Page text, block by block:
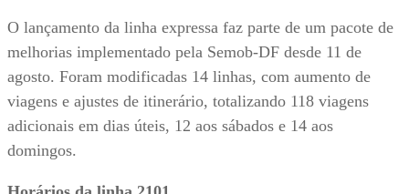
O lançamento da linha expressa faz parte de um pacote de
melhorias implementado pela Semob-DF desde 11 de
agosto. Foram modificadas 14 linhas, com aumento de
viagens e ajustes de itinerário, totalizando 118 viagens
adicionais em dias úteis, 12 aos sábados e 14 aos
domingos.